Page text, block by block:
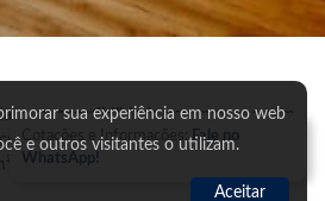
comacessibilidadepara pessoas com
de locomoção, tudo com muito
comcama de casal Queen Size.
sua experiência em nosso web
e outros visitantes o utilizam.
Aceitar
Cotações e Informações: Fale no
WhatsApp!